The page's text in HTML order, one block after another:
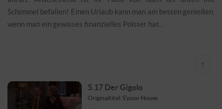
Schimmel befallen! Einen Urlaub kann man am besten genießen,
wenn man ein gewisses finanzielles Polster hat…
↑
5.17 Der Gigolo
Originaltitel: S’poor House